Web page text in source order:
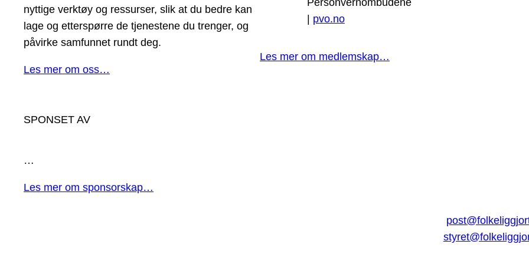
nyttige verktøy og ressurser, slik at du bedre kan
lage og etterspørre de tjenestene du trenger, og
påvirke samfunnet rundt deg.
Les mer om oss…
| pvo.no
Les mer om medlemskap…
SPONSET AV
…
Les mer om sponsorskap…